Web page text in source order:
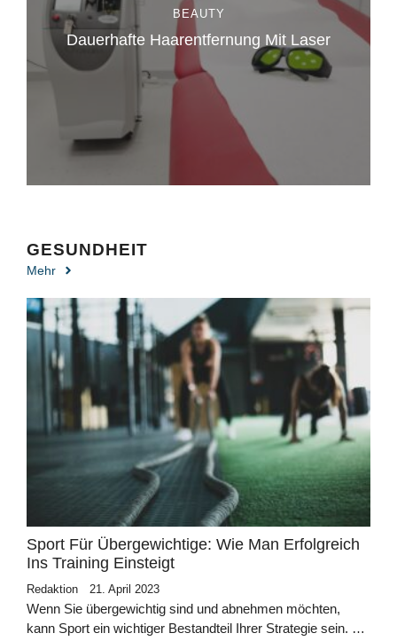
BEAUTY
Dauerhafte Haarentfernung Mit Laser
GESUNDHEIT
Mehr
Sport Für Übergewichtige: Wie Man Erfolgreich
Ins Training Einsteigt
Redaktion 21. April 2023
Wenn Sie übergewichtig sind und abnehmen möchten,
kann Sport ein wichtiger Bestandteil Ihrer Strategie sein. …